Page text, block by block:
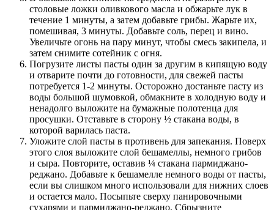
столовые ложки оливкового масла и обжарьте лук в
течение 1 минуты, а затем добавьте грибы. Жарьте их,
помешивая, 3 минуты. Добавьте соль, перец и вино.
Увеличьте огонь на пару минут, чтобы смесь закипела, и
затем снимите сотейник с огня.
Погрузите листы пасты один за другим в кипящую воду
и отварите почти до готовности, для свежей пасты
потребуется 1-2 минуты. Осторожно достаньте пасту из
воды большой шумовкой, обмакните в холодную воду и
ненадолго выложите на бумажные полотенца для
просушки. Отставьте в сторону ½ стакана воды, в
которой варилась паста.
Уложите слой пасты в противень для запекания. Поверх
этого слоя выложите слой бешамеллы, немного грибов
и сыра. Повторите, оставив ¼ стакана пармиджано-
реджано. Добавьте к бешамелле немного воды от пасты,
если вы слишком много использовали для нижних слоев
и остается мало. Посыпьте сверху панировочными
сухарями и пармиджано-реджано. Сбрызните